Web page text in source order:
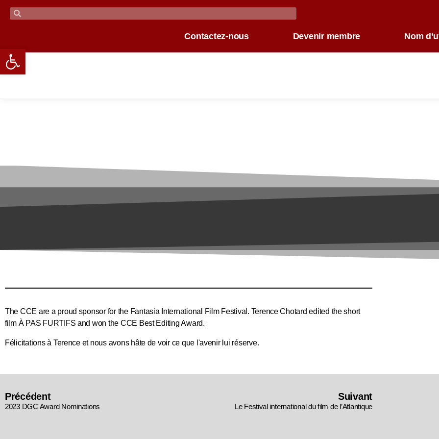
Contactez-nous Devenir membre Nom
The CCE are a proud sponsor for the Fantasia International Film Festival. Terence Chotard edited the short
film À PAS FURTIFS and won the CCE Best Editing Award.
Félicitations à Terence et nous avons hâte de voir ce que l'avenir lui réserve.
Précédent
2023 DGC Award Nominations
Suivant
Le Festival international du film de l’Atlantique